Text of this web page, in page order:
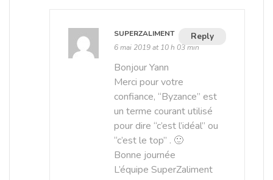
SUPERZALIMENT
6 mai 2019 at 10 h 03 min
Reply
Bonjour Yann
Merci pour votre
confiance, “Byzance” est
un terme courant utilisé
pour dire “c’est l’idéal” ou
“c’est le top” . 🙂
Bonne journée
L’équipe SuperZaliment